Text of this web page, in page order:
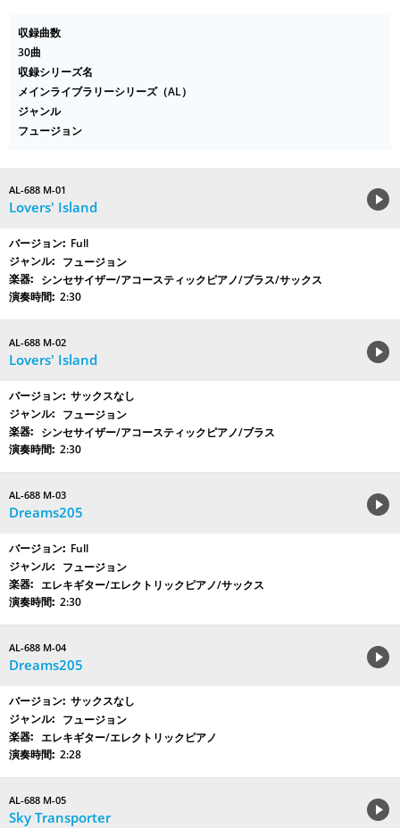
収録曲数
30曲
収録シリーズ名
メインライブラリーシリーズ（AL）
ジャンル
フュージョン
AL-688 M-01
Lovers' Island
Full
フュージョン
シンセサイザー/アコースティックピアノ/ブラス/サックス
2:30
AL-688 M-02
Lovers' Island
サックスなし
フュージョン
シンセサイザー/アコースティックピアノ/ブラス
2:30
AL-688 M-03
Dreams205
Full
フュージョン
エレキギター/エレクトリックピアノ/サックス
2:30
AL-688 M-04
Dreams205
サックスなし
フュージョン
エレキギター/エレクトリックピアノ
2:28
AL-688 M-05
Sky Transporter